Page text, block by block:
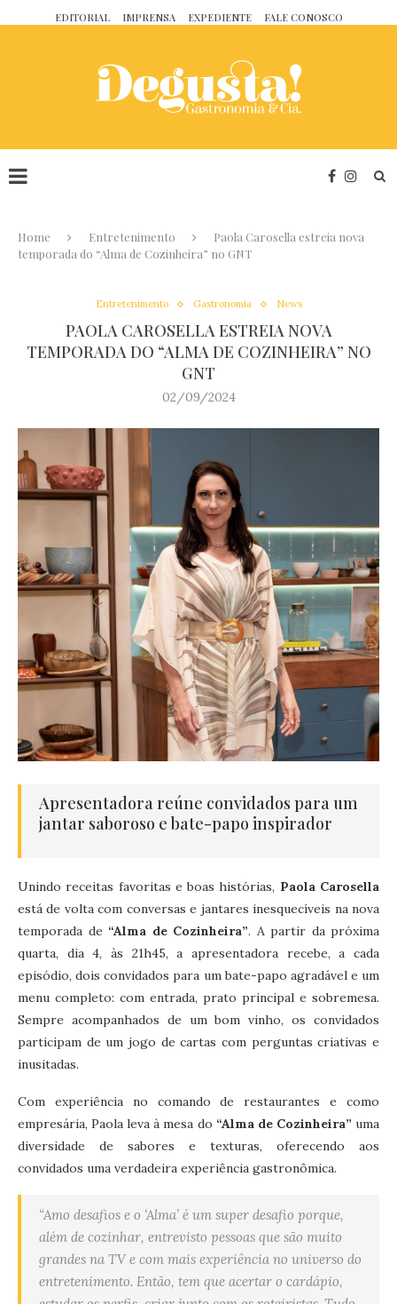
EDITORIAL IMPRENSA EXPEDIENTE FALE CONOSCO
Home Entretenimento
Paola Carosella estreia nova
temporada do “Alma de Cozinheira” no GNT
Entretenimento Gastronomia News
PAOLA CAROSELLA ESTREIA NOVA
TEMPORADA DO “ALMA DE COZINHEIRA” NO
GNT
02/09/2024
Apresentadora reúne convidados para um
jantar saboroso e bate-papo inspirador
Unindo receitas favoritas e boas histórias, Paola Carosella
está de volta com conversas e jantares inesquecíveis na nova
temporada de “Alma de Cozinheira”. A partir da próxima
quarta, dia 4, às 21h45, a apresentadora recebe, a cada
episódio, dois convidados para um bate-papo agradável e um
menu completo: com entrada, prato principal e sobremesa.
Sempre acompanhados de um bom vinho, os convidados
participam de um jogo de cartas com perguntas criativas e
inusitadas.
Com experiência no comando de restaurantes e como
empresária, Paola leva à mesa do “Alma de Cozinheira” uma
diversidade de sabores e texturas, oferecendo aos
convidados uma verdadeira experiência gastronômica.
“Amo desafios e o ‘Alma’ é um super desafio porque,
além de cozinhar, entrevisto pessoas que são muito
grandes na TV e com mais experiência no universo do
entretenimento. Então, tem que acertar o cardápio,